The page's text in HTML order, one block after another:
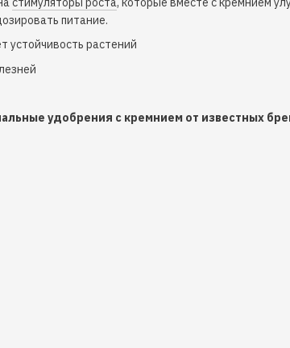
питание.
устойчивость растений
удобрения с кремнием от известных